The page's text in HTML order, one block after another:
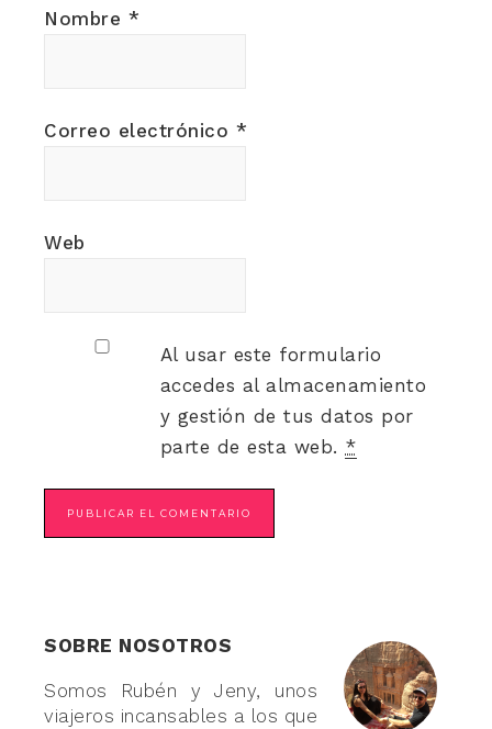
Nombre *
Correo electrónico *
Web
Al usar este formulario
accedes al almacenamiento
y gestión de tus datos por
parte de esta web. *
SOBRE NOSOTROS
Somos Rubén y Jeny, unos
viajeros incansables a los que